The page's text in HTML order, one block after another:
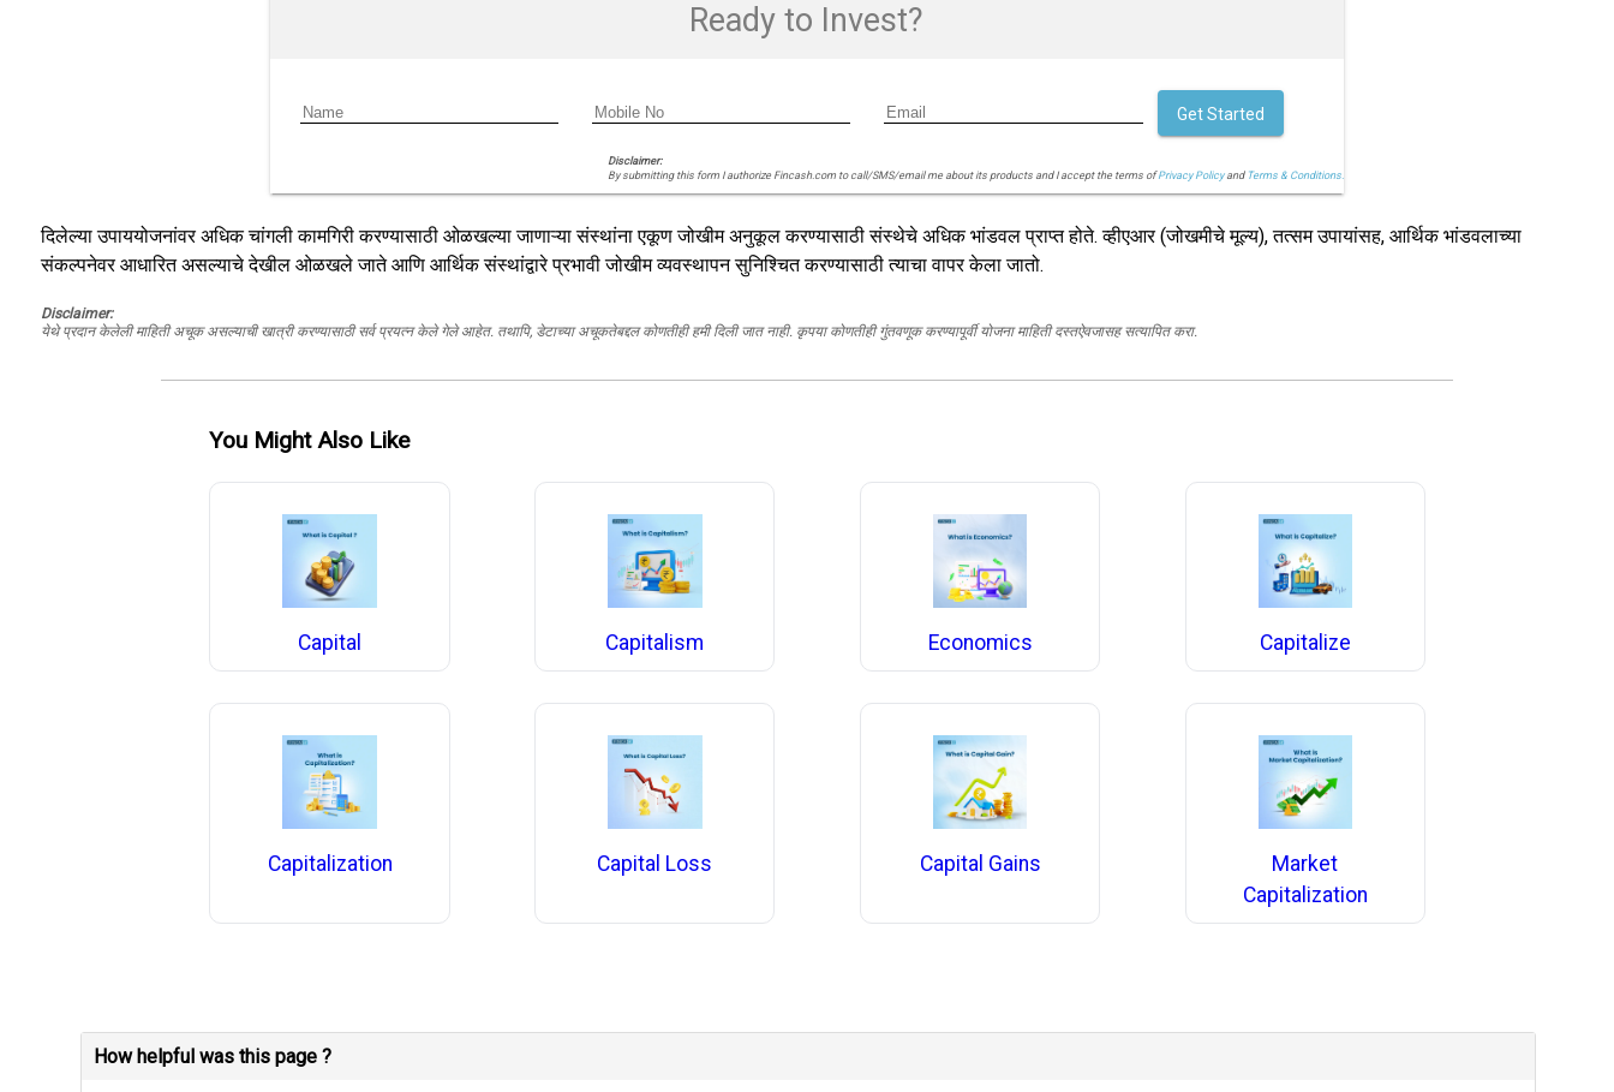
Ready to Invest?
Disclaimer:
By submitting this form I authorize Fincash.com to call/SMS/email me about its products and I accept the terms ofPrivacy Policyand Terms & Conditions.
Get Started
दिलेल्या उपाययोजनांवर अधिक चांगली कामगिरी करण्यासाठी ओळखल्या जाणाऱ्या संस्थांना एकूण जोखीम अनुकूल करण्यासाठी संस्थेचे अधिक भांडवल प्राप्त होते. व्हीएआर (जोखमीचे मूल्य), तत्सम उपायांसह, आर्थिक भांडवलाच्या
संकल्पनेवर आधारित असल्याचे देखील ओळखले जाते आणि आर्थिक संस्थांद्वारे प्रभावी जोखीम व्यवस्थापन सुनिश्चित करण्यासाठी त्याचा वापर केला जातो.
Disclaimer:
येथे प्रदान केलेली माहिती अचूक असल्याची खात्री करण्यासाठी सर्व प्रयत्न केले गेले आहेत. तथापि, डेटाच्या अचूकतेबद्दल कोणतीही हमी दिली जात नाही. कृपया कोणतीही गुंतवणूक करण्यापूर्वी योजना माहिती दस्तऐवजासह सत्यापित करा.
You Might Also Like
Capital Capitalism Economics Capitalize
Capitalization Capital Loss Capital Gains
Market
Capitalization
How helpful was this page ?